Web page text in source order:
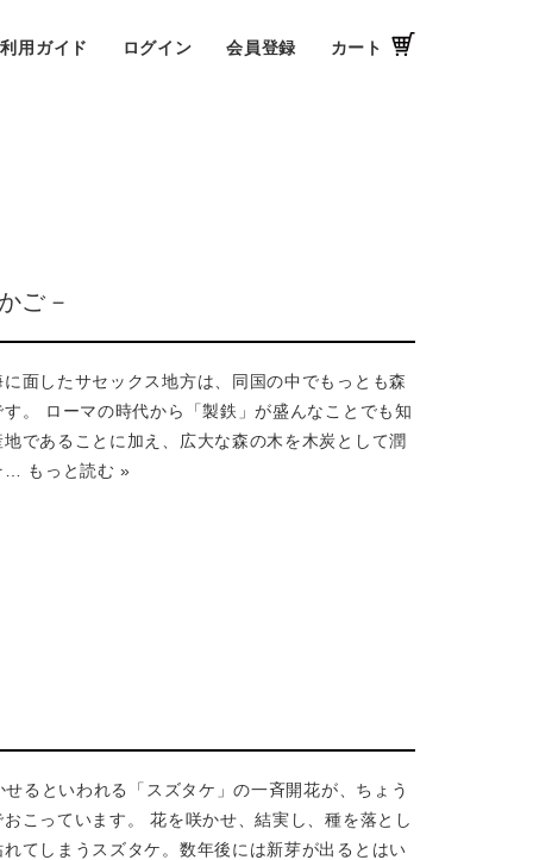
用ガイド ログイン 会員登録 カート
ご－
面したサセックス地方は、同国の中でもっとも森
。 ローマの時代から「製鉄」が盛んなことでも知
であることに加え、広大な森の木を木炭として潤
…
もっと読む »
るといわれる「スズタケ」の一斉開花が、ちょう
こっています。 花を咲かせ、結実し、種を落とし
てしまうスズタケ。数年後には新芽が出るとはい